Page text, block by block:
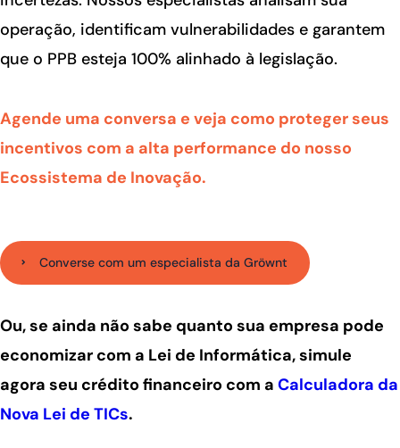
operação, identificam vulnerabilidades e garantem
que o PPB esteja 100% alinhado à legislação.
Agende uma conversa e veja como proteger seus
incentivos com a alta performance do nosso
Ecossistema de Inovação.
Converse com um especialista da Gröwnt
Ou, se ainda não sabe quanto sua empresa pode
economizar com a Lei de Informática, simule
agora seu crédito financeiro com a Calculadora da
Nova Lei de TICs.